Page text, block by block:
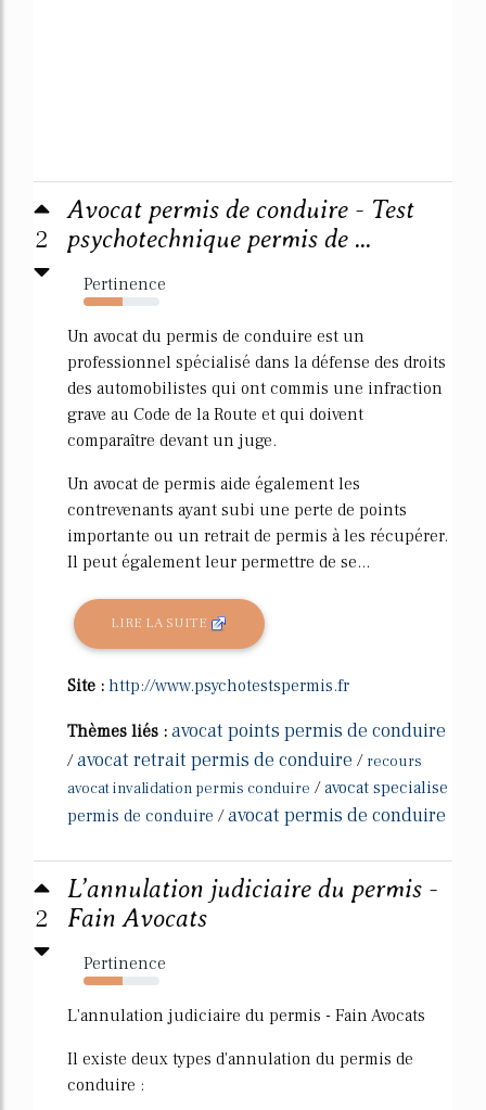
2
Avocat permis de conduire - Test
psychotechnique permis de ...
Pertinence
52%
Un avocat du permis de conduire est un
professionnel spécialisé dans la défense des droits
des automobilistes qui ont commis une infraction
grave au Code de la Route et qui doivent
comparaître devant un juge.
Un avocat de permis aide également les
contrevenants ayant subi une perte de points
importante ou un retrait de permis à les récupérer.
Il peut également leur permettre de se...
LIRE LA SUITE
Site : http://www.psychotestspermis.fr
Thèmes liés : avocat points permis de conduire
/avocat retrait permis de conduire / recours
avocat invalidation permis conduire /avocat specialise
permis de conduire /avocat permis de conduire
2
L’annulation judiciaire du permis -
Fain Avocats
Pertinence
51%
L'annulation judiciaire du permis - Fain Avocats
Il existe deux types d'annulation du permis de
conduire :